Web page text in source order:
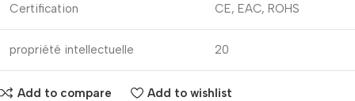
Certification CE, EAC, ROHS
propriété intellectuelle 20
Add to compare Add to wishlist